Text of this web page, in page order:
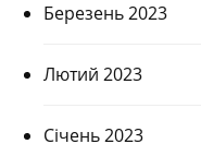
Березень 2023
Лютий 2023
Січень 2023